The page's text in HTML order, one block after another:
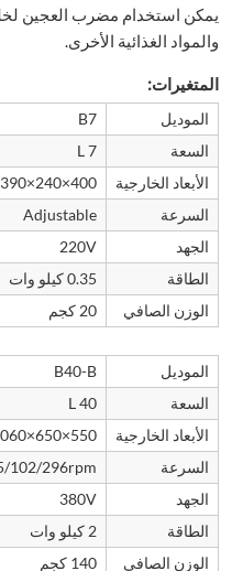
يمكن استخدام مضرب العجين
والمواد الغذائية الأخرى.
المتغيرات:
الموديل B7
السعة
7 L
الأبعاد الخارجية
400×240×390 مم
السرعة
Adjustable
الجهد
220V
الطاقة
0.35 كيلو وات
الوزن الصافي
20 كجم
الموديل B40-B
السعة
40 L
الأبعاد الخارجية
550×650×1060 مم
السرعة
102/296rpm
الجهد
380V
الطاقة
2 كيلو وات
الوزن الصافي
140 كجم